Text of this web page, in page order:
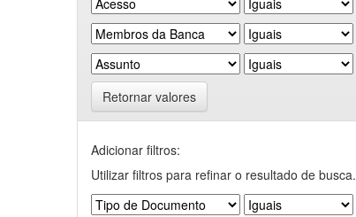
Retornar valores
Adicionar filtros:
Utilizar filtros para refinar o resultado de busca.